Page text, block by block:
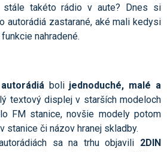
takéto rádio v aute? Dnes si
autorádiá zastarané, aké mali kedysi
nahradené.
bolijednoduché, malé a
textový displej v starších modeloch
FM stanice, novšie modely potom
stanice či názov hranej skladby.
sa na trhu objavili 2DIN